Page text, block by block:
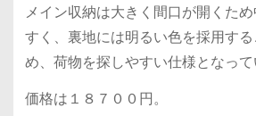
メイン収納は大きく間口が開くた
すく、裏地には明るい色を採用す
め、荷物を探しやすい仕様となって
価格は１８７００円。